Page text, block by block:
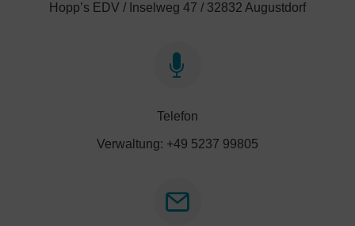
Hopp’s EDV / Inselweg 47 / 32832 Augustdorf
Telefon
Verwaltung: +49 5237 99805